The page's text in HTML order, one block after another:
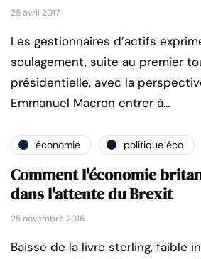
25 avril 2017
Les gestionnaires d’actifs
soulagement, suite au premier
présidentielle, avec la
Emmanuel Macron entrer à…
économie politique éco
Comment l'économie
dans l'attente du Brexit
25 novembre 2016
Baisse de la livre sterling, faible